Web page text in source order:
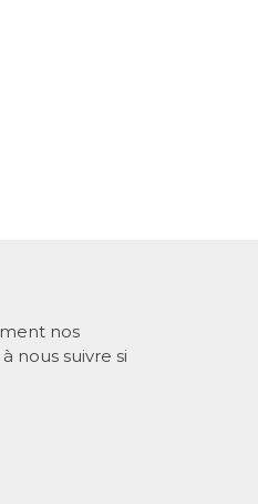
nos
nous suivre si